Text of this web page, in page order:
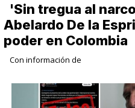
​'Sin tregua al
Abelardo De la
poder en Colombia
Con información de